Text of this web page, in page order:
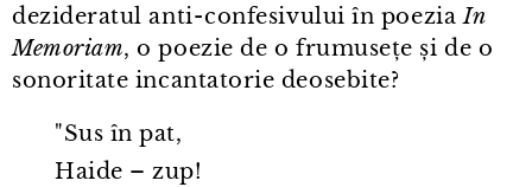
dezideratul anti⁠-⁠confesivului în poeziaIn
Memoriam, o poezie de o frumusețe și de o
sonoritate incantatorie deosebite?
"Sus în pat,
Haide – zup!